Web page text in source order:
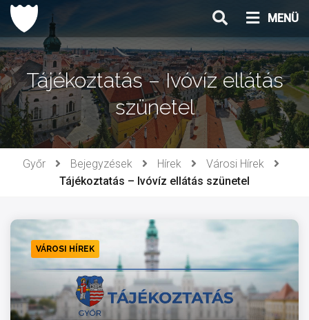
Ugrás
tartalomhoz
MENÜ
Tájékoztatás – Ivóvíz ellátás
szünetel
Győr Bejegyzések Hírek
Városi Hírek
Tájékoztatás – Ivóvíz ellátás szünetel
VÁROSI HÍREK